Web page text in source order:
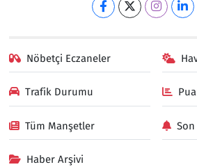
Nöbetçi Eczaneler
Trafik Durumu
Tüm Manşetler
Haber Arşivi